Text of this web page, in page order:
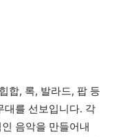
합, 록, 발라드, 팝 등
대를 선보입니다. 각
음악을 만들어내